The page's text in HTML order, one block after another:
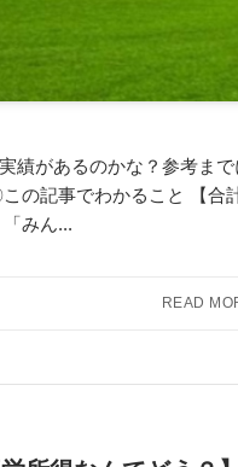
績があるのかな？参考ま
の記事でわかること 【合
みん...